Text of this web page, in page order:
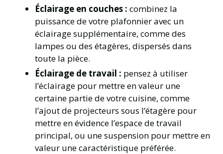
Éclairage en couches : combinez la
puissance de votre plafonnier avec un
éclairage supplémentaire, comme des
lampes ou des étagères, dispersés dans
toute la pièce.
Éclairage de travail : pensez à utiliser
l’éclairage pour mettre en valeur une
certaine partie de votre cuisine, comme
l’ajout de projecteurs sous l’étagère pour
mettre en évidence l’espace de travail
principal, ou une suspension pour mettre en
valeur une caractéristique préférée.